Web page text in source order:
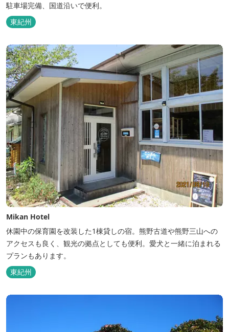
駐車場完備、国道沿いで便利。
東紀州
Mikan Hotel
休園中の保育園を改装した1棟貸しの宿。熊野古道や熊野三山への
アクセスも良く、観光の拠点としても便利。愛犬と一緒に泊まれる
プランもあります。
東紀州